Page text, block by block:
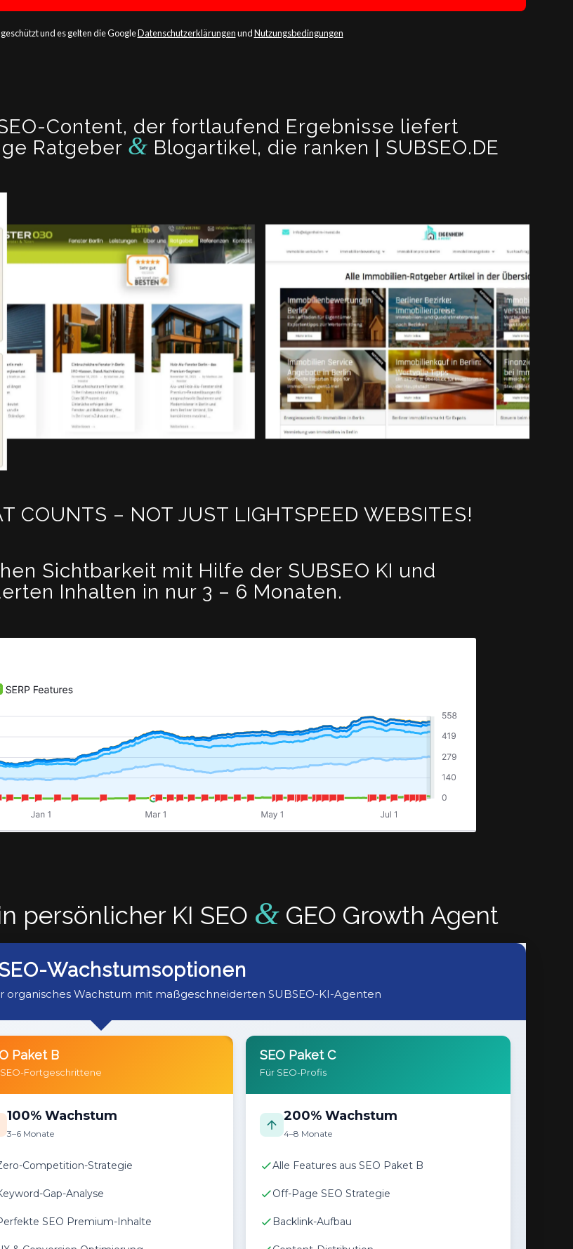
und es gelten die GoogleDatenschutzerklärungenundNutzungsbedingungen
Content, der fortlaufend Ergebnisse liefert
Ratgeber & Blogartikel, die ranken | SUBSEO.DE
COUNTS – NOT JUST LIGHTSPEED WEBSITES!
Sichtbarkeit mit Hilfe der SUBSEO KI und
Inhalten in nur 3 – 6 Monaten.
persönlicher KI SEO &GEO Growth Agent
Wachstumsoptionen
organisches Wachstum mit maßgeschneiderten SUBSEO-KI-Agenten
Empfohlen
Paket B
SEO-Fortgeschrittene
100% Wachstum
3–6 Monate
Competition-Strategie
Gap-Analyse
SEO Premium-Inhalte
SEO Paket C
Für SEO-Profis
200% Wachstum
4–8 Monate
Alle Features aus SEO Paket B
Off-Page SEO Strategie
Backlink-Aufbau